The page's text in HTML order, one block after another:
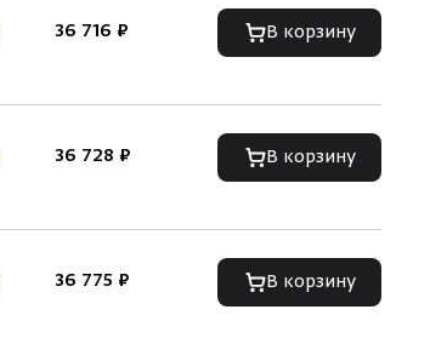
36 716 ₽ В корзину
36 728 ₽ В корзину
36 775 ₽ В корзину